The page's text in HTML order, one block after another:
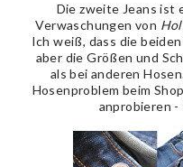
Die zweite Jeans ist
Verwaschungen von
Ich weiß, dass die
aber die Größen und
als bei anderen
Hosenproblem beim
anprobieren -